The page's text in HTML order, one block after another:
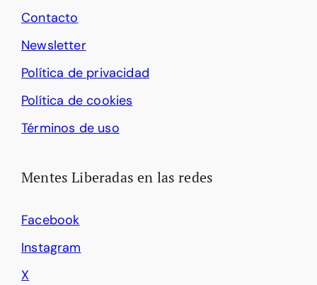
Contacto
Newsletter
Política de privacidad
Política de cookies
Términos de uso
Mentes Liberadas en las redes
Facebook
Instagram
X